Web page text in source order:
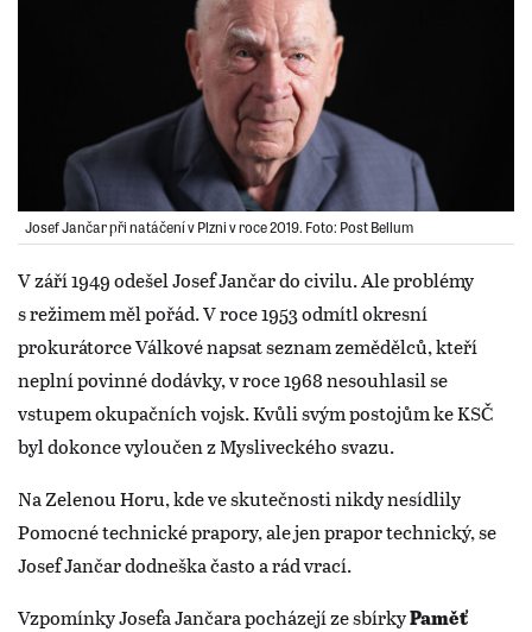
Josef Jančar při natáčení v Plzni v roce 2019. Foto: Post Bellum
V září 1949 odešel Josef Jančar do civilu. Ale problémy
s režimem měl pořád. V roce 1953 odmítl okresní
prokurátorce Válkové napsat seznam zemědělců, kteří
neplní povinné dodávky, v roce 1968 nesouhlasil se
vstupem okupačních vojsk. Kvůli svým postojům ke KSČ
byl dokonce vyloučen z Mysliveckého svazu.
Na Zelenou Horu, kde ve skutečnosti nikdy nesídlily
Pomocné technické prapory, ale jen prapor technický, se
Josef Jančar dodneška často a rád vrací.
Vzpomínky Josefa Jančara pocházejí ze sbírkyPaměť